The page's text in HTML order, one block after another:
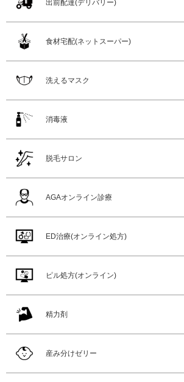
出前配達(デリバリー)
食材宅配(ネットスーパー)
洗えるマスク
消毒液
脱毛サロン
AGAオンライン診療
ED治療(オンライン処方)
ピル処方(オンライン)
精力剤
産み分けゼリー